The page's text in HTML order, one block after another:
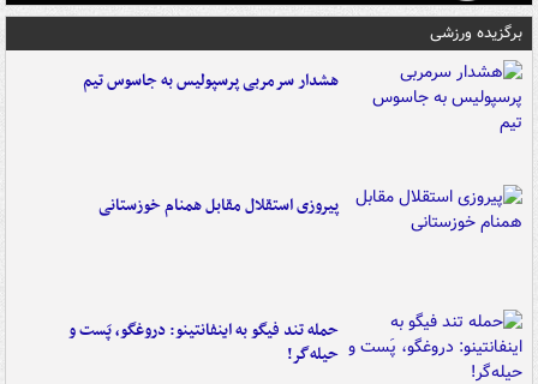
برگزیده ورزشی
هشدار سرمربی پرسپولیس به جاسوس تیم
پیروزی استقلال مقابل همنام خوزستانی
حمله تند فیگو به اینفانتینو: دروغگو، پَست‌ و
حیله‌گر!